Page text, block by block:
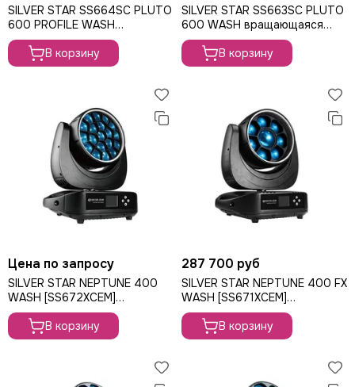
MLB
Neutron
NICOLAUDIE (SUNLITE)
NICOLAUDIE ARCHITECTURAL
PoleStar
Robert Juliat
PROLIGHTS
PROLYTE
Seetronic
SmokeGENIE
SMOKE FACTORY
STAGE4
STAGELighting
SILVER STAR SS664SC PLUTO
600 PROFILE WASH
вращающаяся голова Wash,
600ВтВ корзину
SILVER STAR SS663SC PLUTO
600 WASH вращающаяся
голова Wash, 600Вт
В корзину
Цена по запросу
SILVER STAR NEPTUNE 400
WASH [SS672XCEM]
вращающаяся голова Wash,
380ВтВ корзину
287 700 руб
SILVER STAR NEPTUNE 400 FX
WASH [SS671XCEM]
вращающаяся голова Wash,
280ВтВ корзину